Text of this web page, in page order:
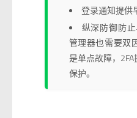
登录通知提供
纵深防御防
管理器也需要双
是单点故障，
保护。